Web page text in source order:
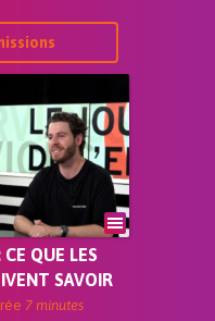
QUE LES
SAVOIR
7 minutes